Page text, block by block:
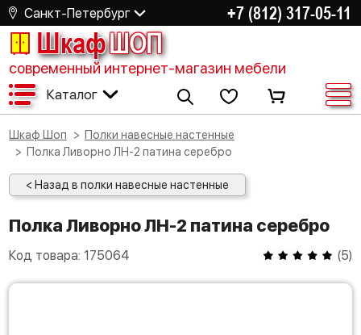
Санкт-Петербург +7 (812) 317-05-11
ШкафШОП
современный интернет-магазин мебели
Каталог
Шкаф Шоп
Полки навесные настенные
Полка Ливорно ЛН-2 патина серебро
< Назад в полки навесные настенные
Полка Ливорно ЛН-2 патина серебро
Код товара: 175064 (5)